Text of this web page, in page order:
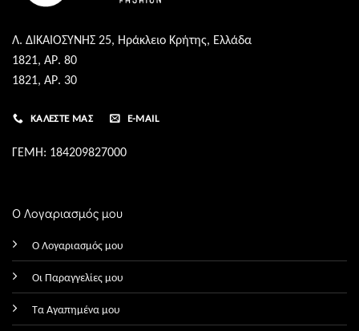
Λ. ΔΙΚΑΙΟΣΥΝΗΣ 25, Ηράκλειο Κρήτης, Ελλάδα
1821, ΑΡ. 80
1821, ΑΡ. 30
ΚΑΛΈΣΤΕ ΜΑΣ E-MAIL
ΓΕΜΗ: 184209827000
Ο Λογαριασμός μου
Ο Λογαριασμός μου
Οι Παραγγελίες μου
Τα Αγαπημένα μου